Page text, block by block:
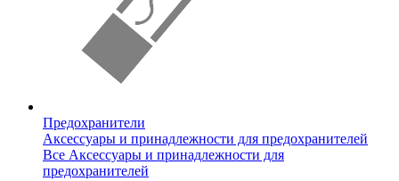
Предохранители
Аксессуары и принадлежности для предохранителей
Все Аксессуары и принадлежности для
предохранителей